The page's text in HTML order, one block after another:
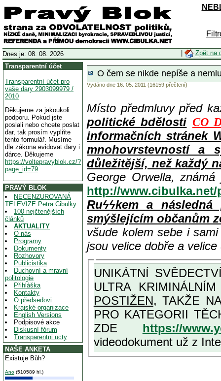
Dnes je: 08. 08. 2026
Zpět na
Transparentní účet
Transparentní účet pro
vaše dary 2903099979 /
2010
Děkujeme za jakoukoli
podporu. Pokud jste
poslali nebo chcete poslat
dar, tak prosím vyplňte
tento formulář. Musíme
dle zákona evidovat dary i
dárce. Děkujeme
https://voltepravyblok.cz/?
page_id=79
PRAVÝ BLOK
NECENZUROVANÁ
TELEVIZE Petra Cibulky
100 nejčtenějších
článků
AKTUALITY
O nás
Programy
Dokumenty
Rozhovory
Publicistika
Duchovní a mravní
politologie
Přihláška
Kontakty
O předsedovi
Krajské organizace
English Versions
Podpisové akce
Diskusní fórum
Transparentni ucty
NAŠE ANKETA
Existuje Bůh?
Ano (510589 hl.)
O čem se nikde nepíše a
Vydáno dne 16. 05. 2011 (16159 přečtení)
Místo předmluvy před
politické bdělosti CO
informačních stránek
mnohovrstevností a
důležitější, než každý
George Orwella,
http://www.cibulka.net/
Ruϟϟkem a
smýšlejícím občanům
všude kolem sebe i
jsou velice dobře a
UNIKÁTNÍ SVĚDECTVÍ ZE SOUČASNOSTI: PŘEDSEDA VLASTIZRÁDNÉ VLÁDY KGB MIMOŘÁDNĚ DETAILNĚ O
ULTRA
POSTIŽEN, TAKŽE NA MAXIMÁLNÍ
PRO KATEGORII TĚCH VŮBEC NEJVYŠŠÍCH PROTINÁRODNÍCH A
ZDE https://
videodokument už z